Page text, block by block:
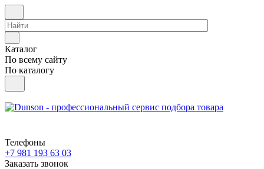
Каталог
По всему сайту
По каталогу
Телефоны
+7 981 193 63 03
Заказать звонок